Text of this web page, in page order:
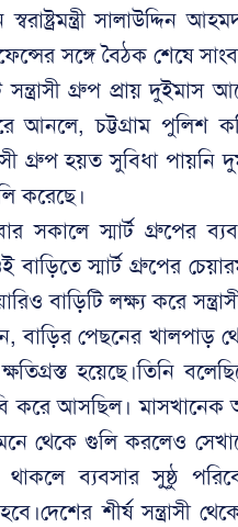
সালাউদ্দিন
সঙ্গে বৈঠক শেষে
গ্রুপ প্রায়
আনলে, চট্টগ্রাম পুলিশ
গ্রুপ হয়ত সুবিধা
করেছে।
সকালে স্মার্ট গ্রুপের
বাড়িতে স্মার্ট গ্রুপের
বাড়িটি লক্ষ্য করে
বাড়ির পেছনের খালপাড়
হয়েছে।তিনি
করে আসছিল।
থেকে গুলি করলেও
ব্যবসার সু্ষ্ঠু
শীর্ষ